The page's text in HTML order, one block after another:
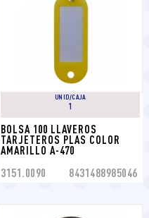
UNID/CAJA
1
BOLSA 100 LLAVEROS
TARJETEROS PLAS COLOR
AMARILLO A-470
3151.0090 8431488985046